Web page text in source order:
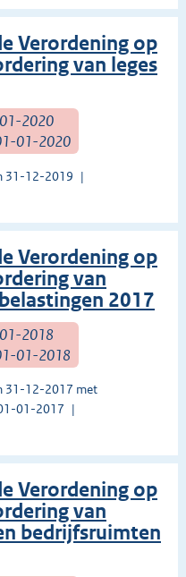
Verordening op
van leges
01-2020
01-2020
31-12-2019
Verordening op
van
2017
01-2018
01-2018
31-12-2017 met
01-2017
Verordening op
van
bedrijfsruimten